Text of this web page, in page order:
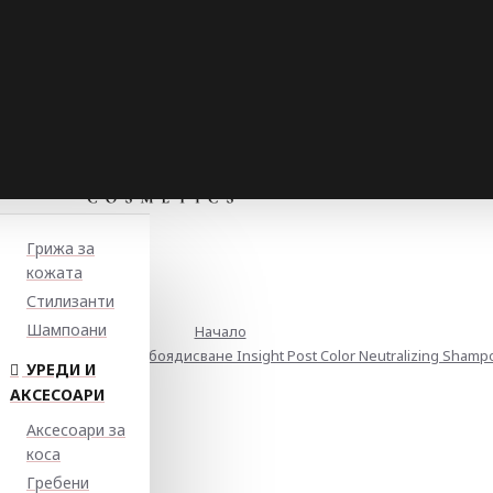
Грижа за
кожата
Стилизанти
Шампоани
УРЕДИ И
АКСЕСОАРИ
Аксесоари за
коса
Гребени
Начало
шампоан за след боядисване Insight Post Color Neutralizing